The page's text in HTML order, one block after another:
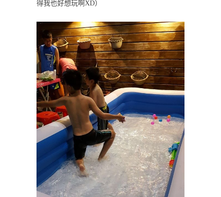
得我也好想玩啊XD）